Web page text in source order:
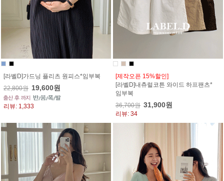
[라벨D]가드닝 플리츠 원피스*임부복
22,800원 19,600원
리뷰: 1,333
[제작오픈 15%할인]
[라벨D]내츄럴코튼 와이드 하프팬츠*
임부복
36,700원 31,900원
리뷰: 34